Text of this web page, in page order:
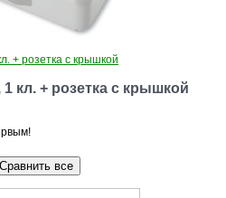
+ розетка с крышкой
кл. + розетка с крышкой